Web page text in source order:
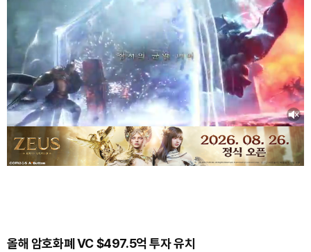
올해 암호화폐 VC $497.5억 투자 유치